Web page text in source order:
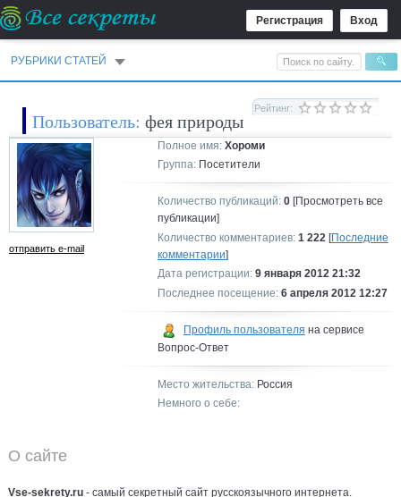
Регистрация Вход
РУБРИКИ СТАТЕЙ
Пользователь: фея природы Рейтинг:
отправить e-mail
Полное имя: Хороми
Группа:Посетители
Количество публикаций: 0[Просмотреть все
публикации]
Количество комментариев: 1 222 [Последние
комментарии]
Дата регистрации: 9 января 2012 21:32
Последнее посещение: 6 апреля 2012 12:27
Профиль пользователя на сервисе
Вопрос-Ответ
Место жительства:Россия
Немного о себе:
О сайте
Vse-sekrety.ru - самый секретный сайт русcкоязычного интернета.